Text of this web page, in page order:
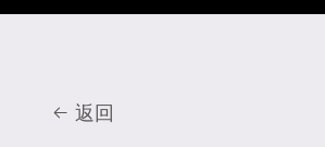
返回